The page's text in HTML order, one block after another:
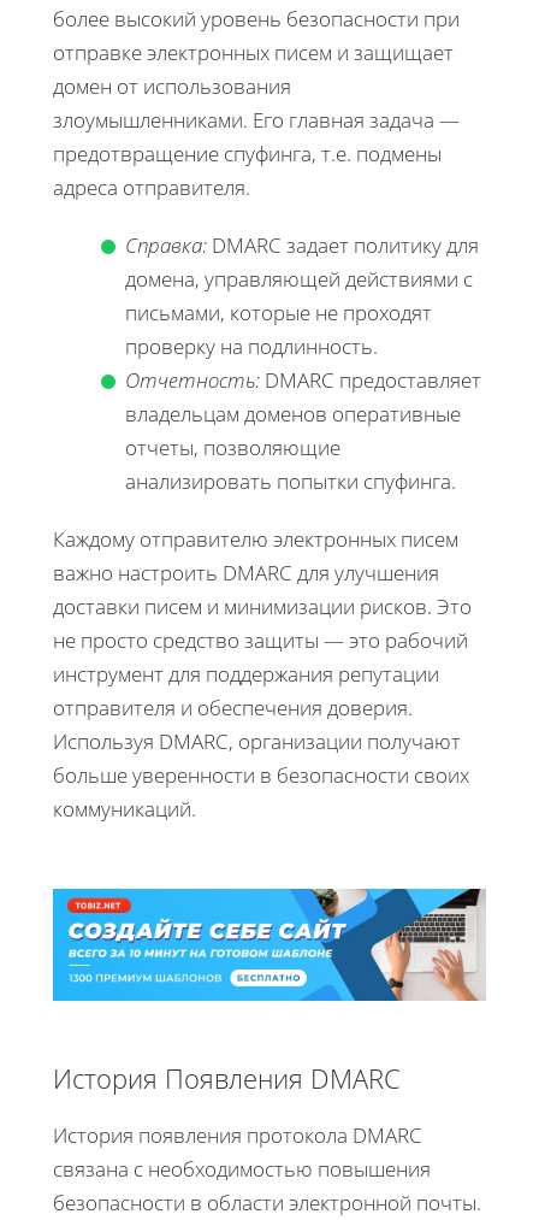
более высокий уровень безопасности при
отправке электронных писем и защищает
домен от использования
злоумышленниками. Его главная задача —
предотвращение спуфинга, т.е. подмены
адреса отправителя.
Справка: DMARC задает политику для
домена, управляющей действиями с
письмами, которые не проходят
проверку на подлинность.
Отчетность: DMARC предоставляет
владельцам доменов оперативные
отчеты, позволяющие
анализировать попытки спуфинга.
Каждому отправителю электронных писем
важно настроить DMARC для улучшения
доставки писем и минимизации рисков. Это
не просто средство защиты — это рабочий
инструмент для поддержания репутации
отправителя и обеспечения доверия.
Используя DMARC, организации получают
больше уверенности в безопасности своих
коммуникаций.
История Появления DMARC
История появления протокола DMARC
связана с необходимостью повышения
безопасности в области электронной почты.